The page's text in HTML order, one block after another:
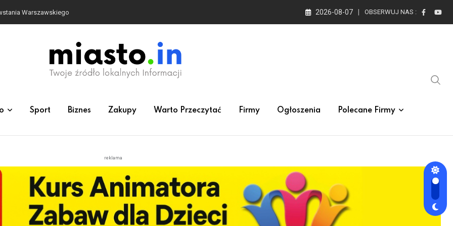
Warszawskiego 2026-08-07 OBSERWUJ NAS :
Sport Biznes Zakupy Warto Przeczytać Firmy Ogłoszenia Polecane Firmy
reklama